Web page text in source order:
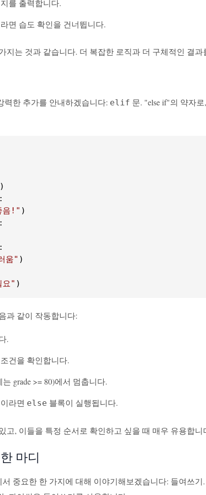
를 출력합니다.
면 습도 확인을 건너뜁니다.
지는 것과 같습니다. 더 복잡한 로직과 더 구체적인 결과
력한 추가를 안내하겠습니다: elif 문. "else if"의 약자
음!"
움"
" )
과 같이 작동합니다:
.
건을 확인합니다.
grade >= 80)에서 멈춥니다.
라면 else 블록이 실행됩니다.
고, 이들을 특정 순서로 확인하고 싶을 때 매우 유용합니
마디
중요한 한 가지에 대해 이야기해보겠습니다: 들여쓰